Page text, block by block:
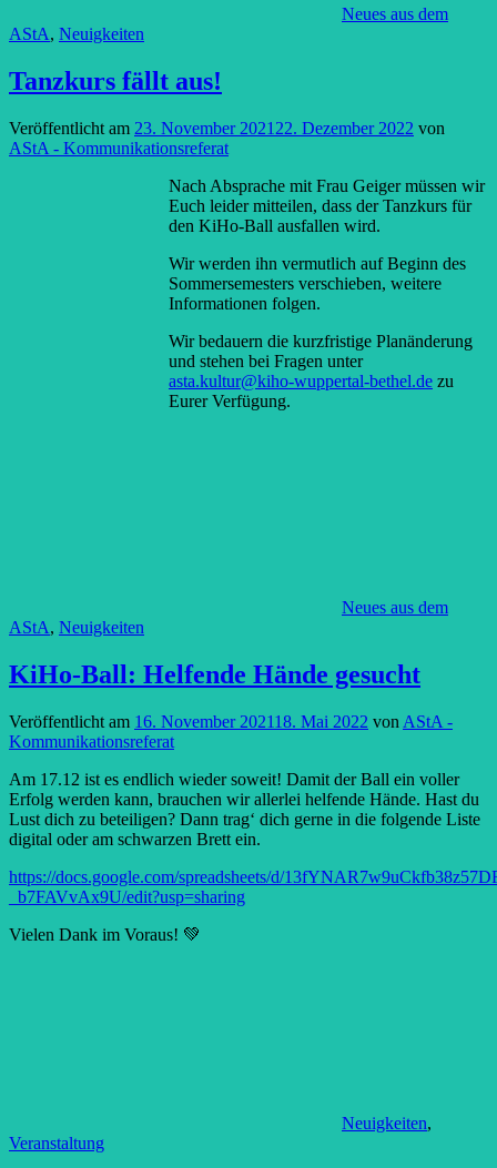
Neues aus dem
AStA, Neuigkeiten
Tanzkurs fällt aus!
Veröffentlicht am 23. November 2021 22. Dezember 2022 von
AStA - Kommunikationsreferat
Nach Absprache mit Frau Geiger müssen wir
Euch leider mitteilen, dass der Tanzkurs für
den KiHo-Ball ausfallen wird.
Wir werden ihn vermutlich auf Beginn des
Sommersemesters verschieben, weitere
Informationen folgen.
Wir bedauern die kurzfristige Planänderung
und stehen bei Fragen unter
asta.kultur@kiho-wuppertal-bethel.dezu
Eurer Verfügung.
Neues aus dem
AStA, Neuigkeiten
KiHo-Ball: Helfende Hände gesucht
Veröffentlicht am 16. November 202118. Mai 2022 von AStA -
Kommunikationsreferat
Am 17.12 ist es endlich wieder soweit! Damit der Ball ein voller
Erfolg werden kann, brauchen wir allerlei helfende Hände. Hast du
Lust dich zu beteiligen? Dann trag‘ dich gerne in die folgende Liste
digital oder am schwarzen Brett ein.
https://docs.google.com/spreadsheets/d/
_b7FAVvAx9U/edit?usp=sharing
Vielen Dank im Voraus! 💚
Neuigkeiten,
Veranstaltung